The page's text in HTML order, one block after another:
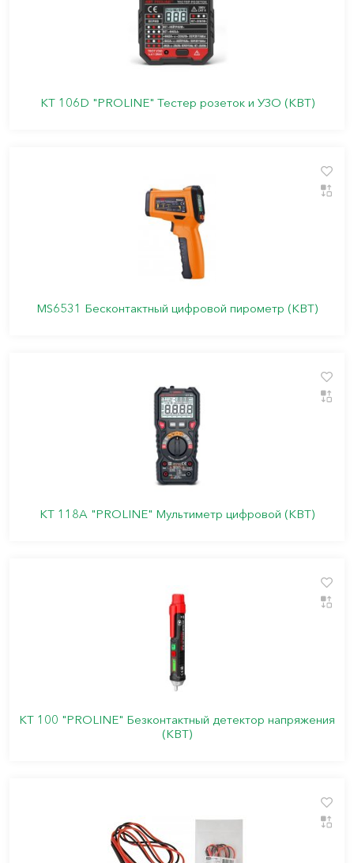
КТ 106D "PROLINE" Тестер розеток и УЗО (КВТ)
MS6531 Бесконтактный цифровой пирометр (КВТ)
KT 118A "PROLINE" Мультиметр цифровой (КВТ)
KT 100 "PROLINE" Безконтактный детектор напряжения
(КВТ)